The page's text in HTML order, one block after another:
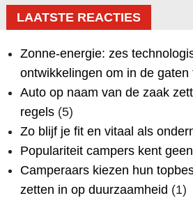
LAATSTE REACTIES
Zonne-energie: zes
ontwikkelingen om in de gaten
Auto op naam van de zaak
regels(5)
Zo blijf je fit en vitaal als
Populariteit campers kent
Camperaars kiezen hun
zetten in op duurzaamheid (1)